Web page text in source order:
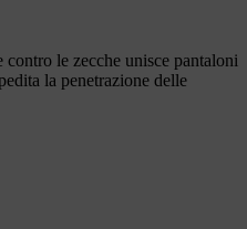
le zecche unisce pantaloni
la penetrazione delle